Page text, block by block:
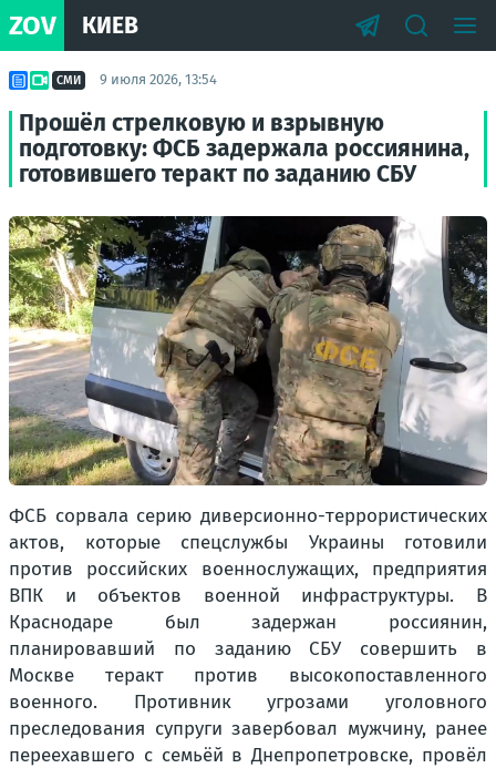
ZOV КИЕВ
СМИ 9 июля 2026, 13:54
Прошёл стрелковую и взрывную
подготовку: ФСБ задержала россиянина,
готовившего теракт по заданию СБУ
ФСБ сорвала серию диверсионно-террористических
актов, которые спецслужбы Украины готовили
против российских военнослужащих, предприятия
ВПК и объектов военной инфраструктуры. В
Краснодаре был задержан россиянин,
планировавший по заданию СБУ совершить в
Москве теракт против высокопоставленного
военного. Противник угрозами уголовного
преследования супруги завербовал мужчину, ранее
переехавшего с семьёй в Днепропетровске, провёл